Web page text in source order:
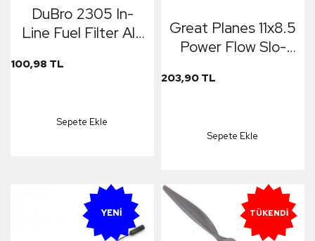
DuBro 2305 In-
Line Fuel Filter Alu
100,98 TL
Sepete Ekle
Great Planes 11x8.5
Power Flow Slo-
203,90 TL
Sepete Ekle
YENI TÜKENDI